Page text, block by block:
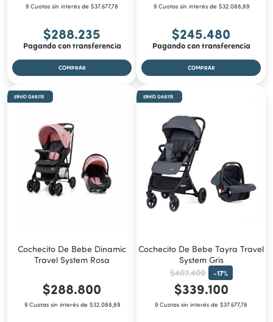
9 Cuotas sin interés de $37.677,78
$288.235
Pagando con transferencia
9 Cuotas sin interés de $32.088,89
$245.480
Pagando con transferencia
ENVÍO GRATIS
Cochecito De Bebe Dinamic
Travel System Rosa
$288.800
9 Cuotas sin interés de $32.088,89
ENVÍO GRATIS
Cochecito De Bebe Tayra Travel
System Gris
$407.400 -17%
$339.100
9 Cuotas sin interés de $37.677,78